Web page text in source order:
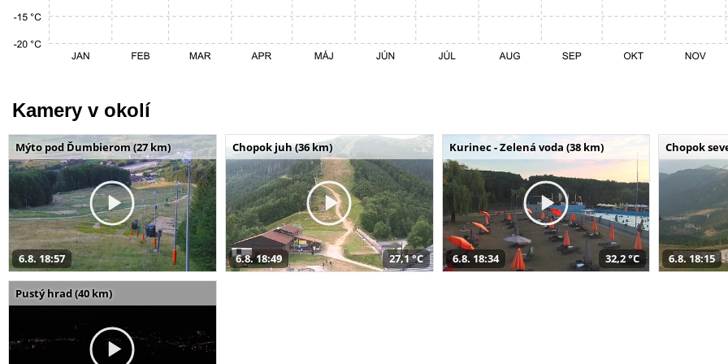
Kamery v okolí
Mýto pod Ďumbierom (27 km)
6.8. 18:57
Chopok juh (36 km)
6.8. 18:49 27,1 °C
Kurinec - Zelená voda (38 km)
6.8. 18:34 32,2 °C
Chopok
6.8. 18:15
Pustý hrad (40 km)